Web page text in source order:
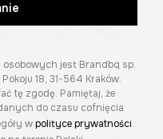
jest Brandbq sp.
18, 31-564 Kraków.
tę zgodę. Pamiętaj, że
do czasu cofnięcia
w polityce prywatności.